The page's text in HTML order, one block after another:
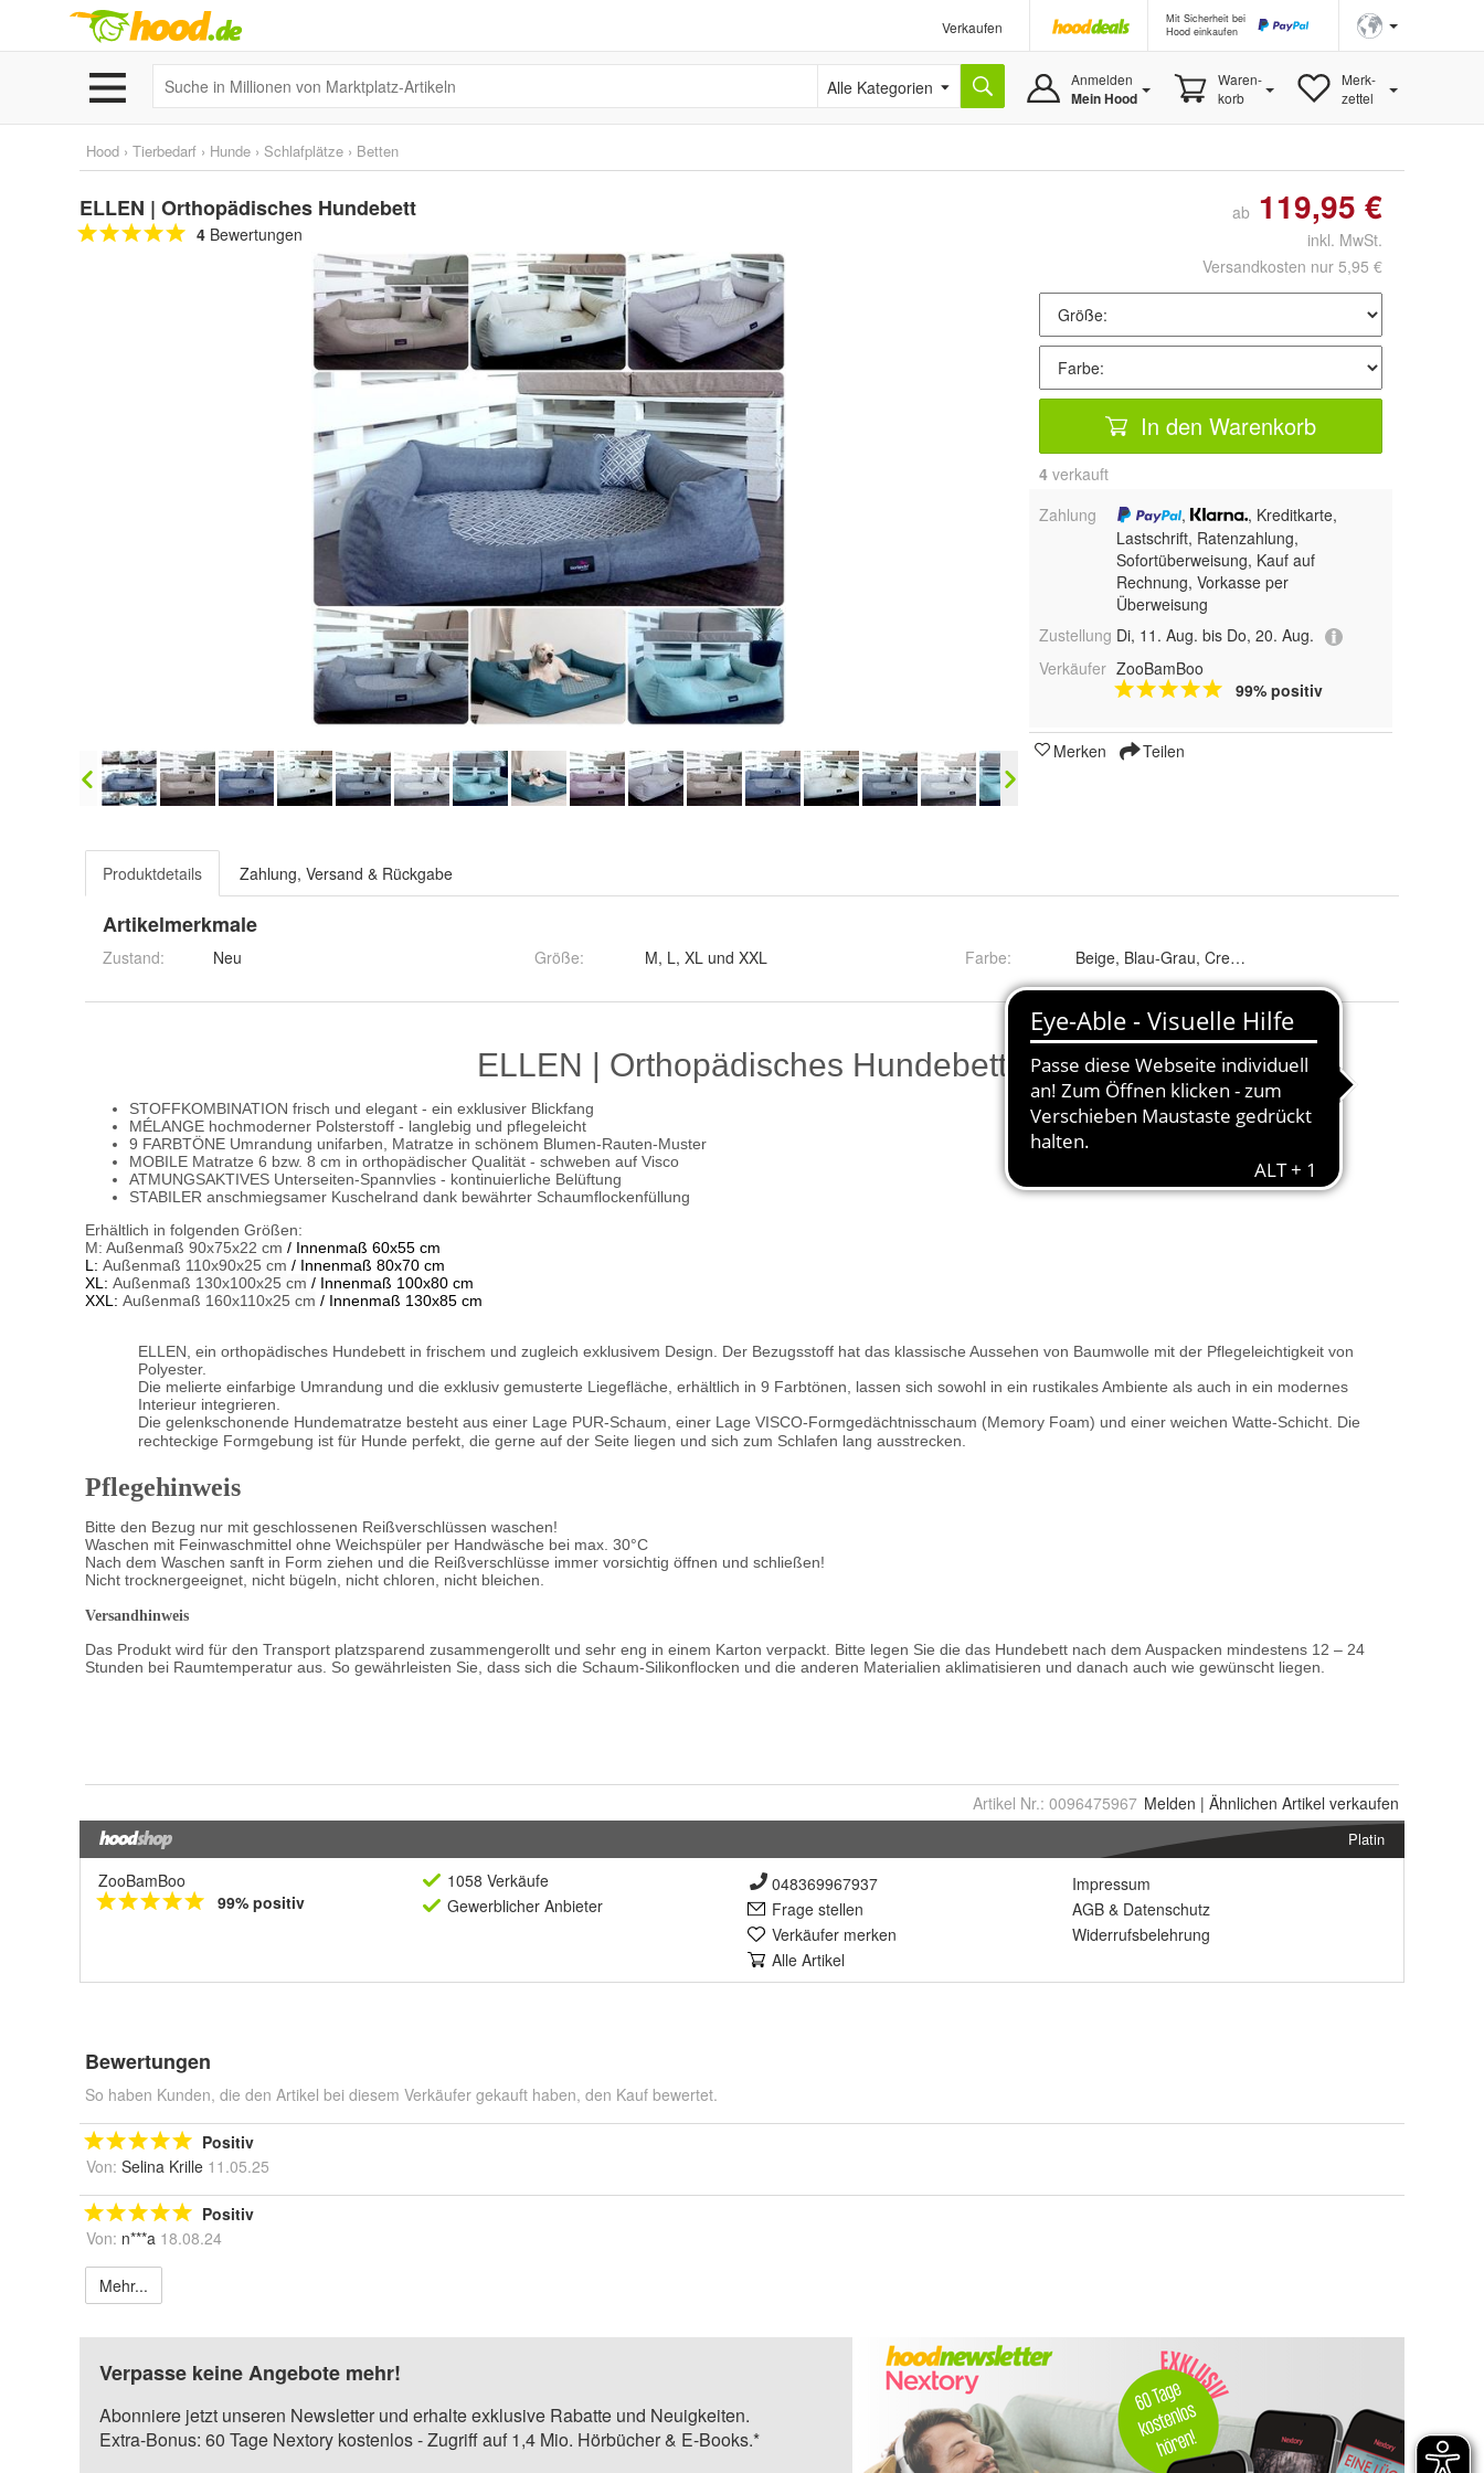
Verkaufen
Mit Sicherheit bei
Hood einkaufen
Alle Kategorien Anmelden
Mein Hood
Waren-
korb
Merk-
zettel
Hood › Tierbedarf › Hunde › Schlafplätze › Betten
ELLEN | Orthopädisches Hundebett
4 Bewertungen
ab 119,95 €
inkl. MwSt.
Versandkosten nur 5,95 €
In den Warenkorb
4 verkauft
Zahlung
,
, Kreditkarte,
Lastschrift, Ratenzahlung,
Sofortüberweisung, Kauf auf
Rechnung, Vorkasse per
Überweisung
Zustellung Di, 11. Aug. bis Do, 20. Aug.
Verkäufer ZooBamBoo
99% positiv
Merken Teilen
Produktdetails Zahlung, Versand & Rückgabe
Artikelmerkmale
Zustand: Neu Größe: M, L, XL und XXL Farbe:
Artikel Nr.: 0096475967 Melden | Ähnlichen Artikel verkaufen
Platin
ZooBamBoo
99% positiv
1058 Verkäufe
Gewerblicher Anbieter
048369967937
Frage stellen
Verkäufer merken
Alle Artikel
Impressum
AGB & Datenschutz
Widerrufsbelehrung
Bewertungen
So haben Kunden, die den Artikel bei diesem Verkäufer gekauft haben, den Kauf bewertet.
Positiv
Von: Selina Krille 11.05.25
Positiv
Von: n***a 18.08.24
Mehr...
Verpasse keine Angebote mehr!
Abonniere jetzt unseren Newsletter und erhalte exklusive Rabatte und Neuigkeiten.
Extra-Bonus: 60 Tage Nextory kostenlos - Zugriff auf 1,4 Mio. Hörbücher & E-Books.*